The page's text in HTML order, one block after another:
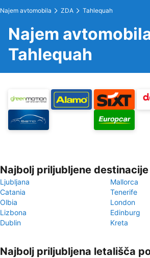
Najem avtomobila ZDA Tahlequah
Najem
Tahlequah
Najbolj priljubljene
Ljubljana
Mallorca
Catania
Tenerife
Olbia
London
Lizbona
Edinburg
Dublin
Kreta
Najbolj priljubljena letališča